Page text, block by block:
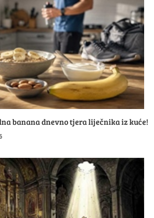
banana dnevno tjera liječnika iz kuće!